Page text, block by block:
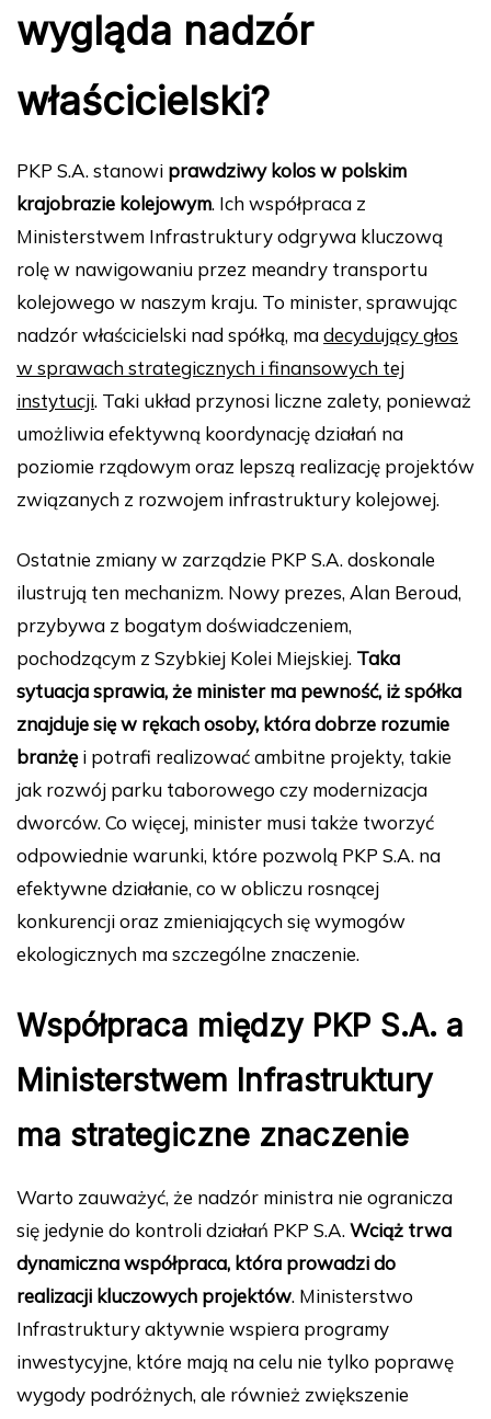
wygląda nadzór
właścicielski?
PKP S.A. stanowi prawdziwy kolos w polskim
krajobrazie kolejowym. Ich współpraca z
Ministerstwem Infrastruktury odgrywa kluczową
rolę w nawigowaniu przez meandry transportu
kolejowego w naszym kraju. To minister, sprawując
nadzór właścicielski nad spółką, madecydujący głos
w sprawach strategicznych i finansowych tej
instytucji. Taki układ przynosi liczne zalety, ponieważ
umożliwia efektywną koordynację działań na
poziomie rządowym oraz lepszą realizację projektów
związanych z rozwojem infrastruktury kolejowej.
Ostatnie zmiany w zarządzie PKP S.A. doskonale
ilustrują ten mechanizm. Nowy prezes, Alan Beroud,
przybywa z bogatym doświadczeniem,
pochodzącym z Szybkiej Kolei Miejskiej. Taka
sytuacja sprawia, że minister ma pewność, iż spółka
znajduje się w rękach osoby, która dobrze rozumie
branżęi potrafi realizować ambitne projekty, takie
jak rozwój parku taborowego czy modernizacja
dworców. Co więcej, minister musi także tworzyć
odpowiednie warunki, które pozwolą PKP S.A. na
efektywne działanie, co w obliczu rosnącej
konkurencji oraz zmieniających się wymogów
ekologicznych ma szczególne znaczenie.
Współpraca między PKP S.A. a
Ministerstwem Infrastruktury
ma strategiczne znaczenie
Warto zauważyć, że nadzór ministra nie ogranicza
się jedynie do kontroli działań PKP S.A. Wciąż trwa
dynamiczna współpraca, która prowadzi do
realizacji kluczowych projektów. Ministerstwo
Infrastruktury aktywnie wspiera programy
inwestycyjne, które mają na celu nie tylko poprawę
wygody podróżnych, ale również zwiększenie